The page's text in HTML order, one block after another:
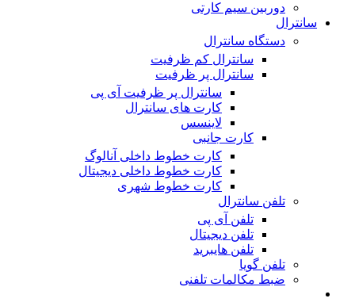
دوربین سیم کارتی
سانترال
دستگاه سانترال
سانترال کم ظرفیت
سانترال پر ظرفیت
سانترال پر ظرفیت آی پی
کارت های سانترال
لاینسس
کارت جانبی
کارت خطوط داخلی آنالوگ
کارت خطوط داخلی دیجیتال
کارت خطوط شهری
تلفن سانترال
تلفن آی پی
تلفن دیجیتال
تلفن هایبرید
تلفن گویا
ضبط مکالمات تلفنی